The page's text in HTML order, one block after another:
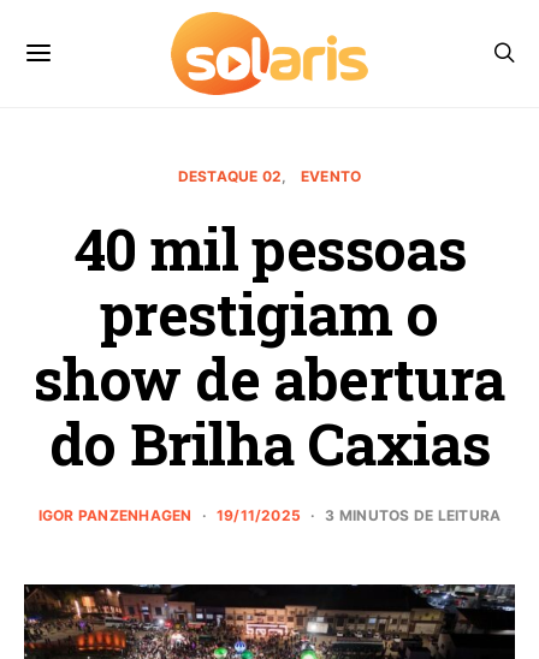
DESTAQUE 02 EVENTO
40 mil pessoas
prestigiam o
show de abertura
do Brilha Caxias
IGOR PANZENHAGEN 19/11/2025 3 MINUTOS DE LEITURA